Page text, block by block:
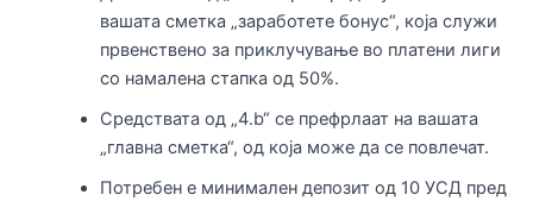
вашата сметка „заработете бонус“, која служи
првенствено за приклучување во платени лиги
со намалена стапка од 50%.
Средствата од „4.b“ се префрлаат на вашата
„главна сметка“, од која може да се повлечат.
Потребен е минимален депозит од 10 УСД пред